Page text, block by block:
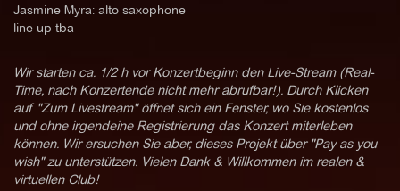
Jasmine Myra: alto saxophone
line up tba
Wir starten ca. 1/2 h vor Konzertbeginn den Live-Stream (Real-
Time, nach Konzertende nicht mehr abrufbar!). Durch Klicken
auf "Zum Livestream" öffnet sich ein Fenster, wo Sie kostenlos
und ohne irgendeine Registrierung das Konzert miterleben
können. Wir ersuchen Sie aber, dieses Projekt über "Pay as you
wish" zu unterstützen. Vielen Dank & Willkommen im realen &
virtuellen Club!